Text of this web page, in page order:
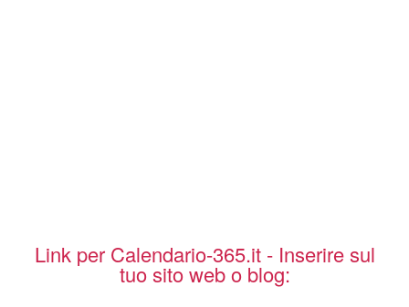
Link per Calendario-365.it - Inserire sul
tuo sito web o blog: